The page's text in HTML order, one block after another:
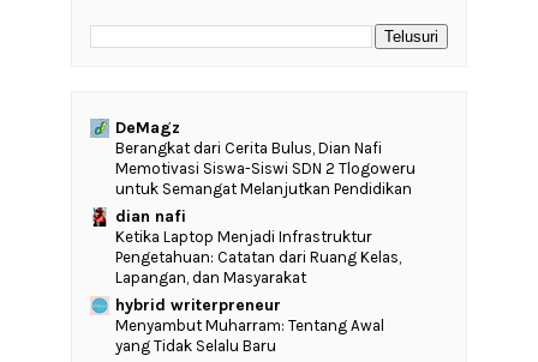
DeMagz
‎Berangkat dari Cerita Bulus, Dian Nafi
Memotivasi Siswa-Siswi SDN 2 Tlogoweru
untuk Semangat Melanjutkan Pendidikan
dian nafi
Ketika Laptop Menjadi Infrastruktur
Pengetahuan: Catatan dari Ruang Kelas,
Lapangan, dan Masyarakat
hybrid writerpreneur
Menyambut Muharram: Tentang Awal
yang Tidak Selalu Baru